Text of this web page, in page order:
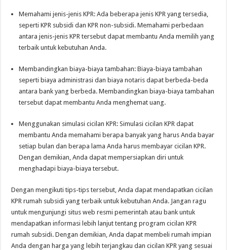
Memahami jenis-jenis KPR: Ada beberapa jenis KPR yang tersedia,
seperti KPR subsidi dan KPR non-subsidi. Memahami perbedaan
antara jenis-jenis KPR tersebut dapat membantu Anda memilih yang
terbaik untuk kebutuhan Anda.
Membandingkan biaya-biaya tambahan: Biaya-biaya tambahan
seperti biaya administrasi dan biaya notaris dapat berbeda-beda
antara bank yang berbeda. Membandingkan biaya-biaya tambahan
tersebut dapat membantu Anda menghemat uang.
Menggunakan simulasi cicilan KPR: Simulasi cicilan KPR dapat
membantu Anda memahami berapa banyak yang harus Anda bayar
setiap bulan dan berapa lama Anda harus membayar cicilan KPR.
Dengan demikian, Anda dapat mempersiapkan diri untuk
menghadapi biaya-biaya tersebut.
Dengan mengikuti tips-tips tersebut, Anda dapat mendapatkan cicilan
KPR rumah subsidi yang terbaik untuk kebutuhan Anda. Jangan ragu
untuk mengunjungi situs web resmi pemerintah atau bank untuk
mendapatkan informasi lebih lanjut tentang program cicilan KPR
rumah subsidi. Dengan demikian, Anda dapat membeli rumah impian
Anda dengan harga yang lebih terjangkau dan cicilan KPR yang sesuai